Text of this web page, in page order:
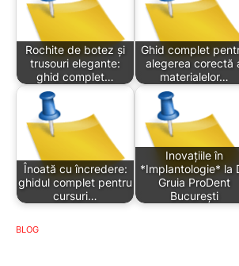
Rochite de botez și
trusouri elegante:
ghid complet…
Ghid complet
alegerea corectă
materialelor…
Înoată cu încredere:
ghidul complet pentru
cursuri…
Inovațiile în
*Implantologie* la
Gruia ProDent
București
BLOG